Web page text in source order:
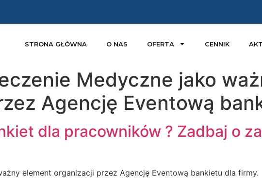
STRONA GŁÓWNA O NAS OFERTA CENNIK
Medyczne jako
Agencję Eventową
dla pracowników ? Zadbaj o
element organizacji przez Agencję Eventową bankietu dla